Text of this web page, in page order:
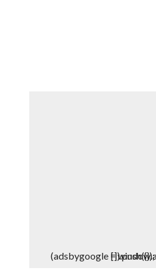
(adsbygoogle = window.adsbygoogle || []).push({});